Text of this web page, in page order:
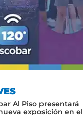
Al Piso presentará
exposición en el